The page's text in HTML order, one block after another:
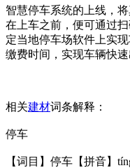
智慧停车系统的上线，
在上车之前，便可通过
定当地停车场软件上实
缴费时间，实现车辆快速
相关建材词条解释：
停车
【词目】停车【拼音】